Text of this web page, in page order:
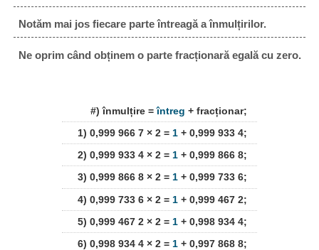
Notăm mai jos fiecare parte întreagă a înmulțirilor.
Ne oprim când obținem o parte fracționară egală cu zero.
#) înmulțire =întreg + fracționar;
1) 0,999 966 7 × 2 = 1 + 0,999 933 4;
2) 0,999 933 4 × 2 = 1 + 0,999 866 8;
3) 0,999 866 8 × 2 = 1 + 0,999 733 6;
4) 0,999 733 6 × 2 = 1 + 0,999 467 2;
5) 0,999 467 2 × 2 = 1 + 0,998 934 4;
6) 0,998 934 4 × 2 = 1 + 0,997 868 8;